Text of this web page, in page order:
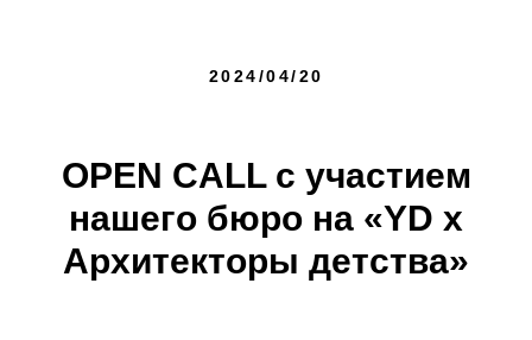
2024/04/20
OPEN CALL с участием
нашего бюро на «YD x
Архитекторы детства»